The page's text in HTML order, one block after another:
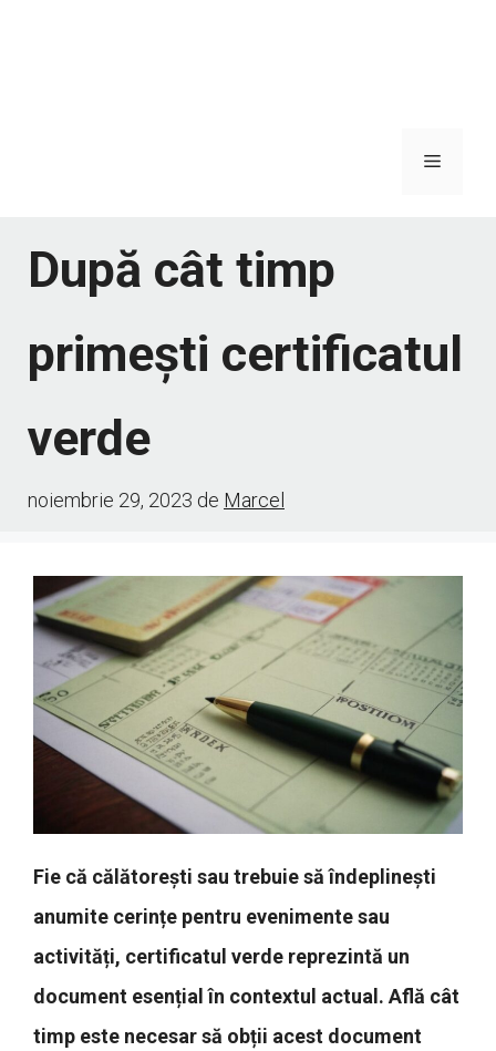
Meniu
După cât timp
primești certificatul
verde
noiembrie 29, 2023 de Marcel
Fie că călătorești sau trebuie să îndeplinești
anumite cerințe pentru evenimente sau
activități, certificatul verde reprezintă un
document esențial în contextul actual. Află cât
timp este necesar să obții acest document